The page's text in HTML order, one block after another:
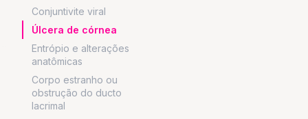
Conjuntivite viral
Úlcera de córnea
Entrópio e alterações
anatômicas
Corpo estranho ou
obstrução do ducto
lacrimal